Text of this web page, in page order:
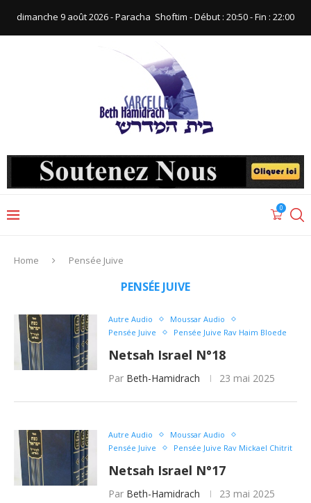
dimanche 9 août 2026 - Paracha ‪ Shoftim‬ - Début : 20:50‬ - Fin : ‪22:00‬
0
Home Pensée Juive
PENSÉE JUIVE
Autre Audio
Moussar Audio
Pensée Juive
Pensée Juive Rav Haim Bloede
Netsah Israel N°18
Par Beth-Hamidrach 23 mai 2025
Autre Audio
Moussar Audio
Pensée Juive
Pensée Juive Rav Mickael Chitrit
Netsah Israel N°17
Par Beth-Hamidrach 23 mai 2025